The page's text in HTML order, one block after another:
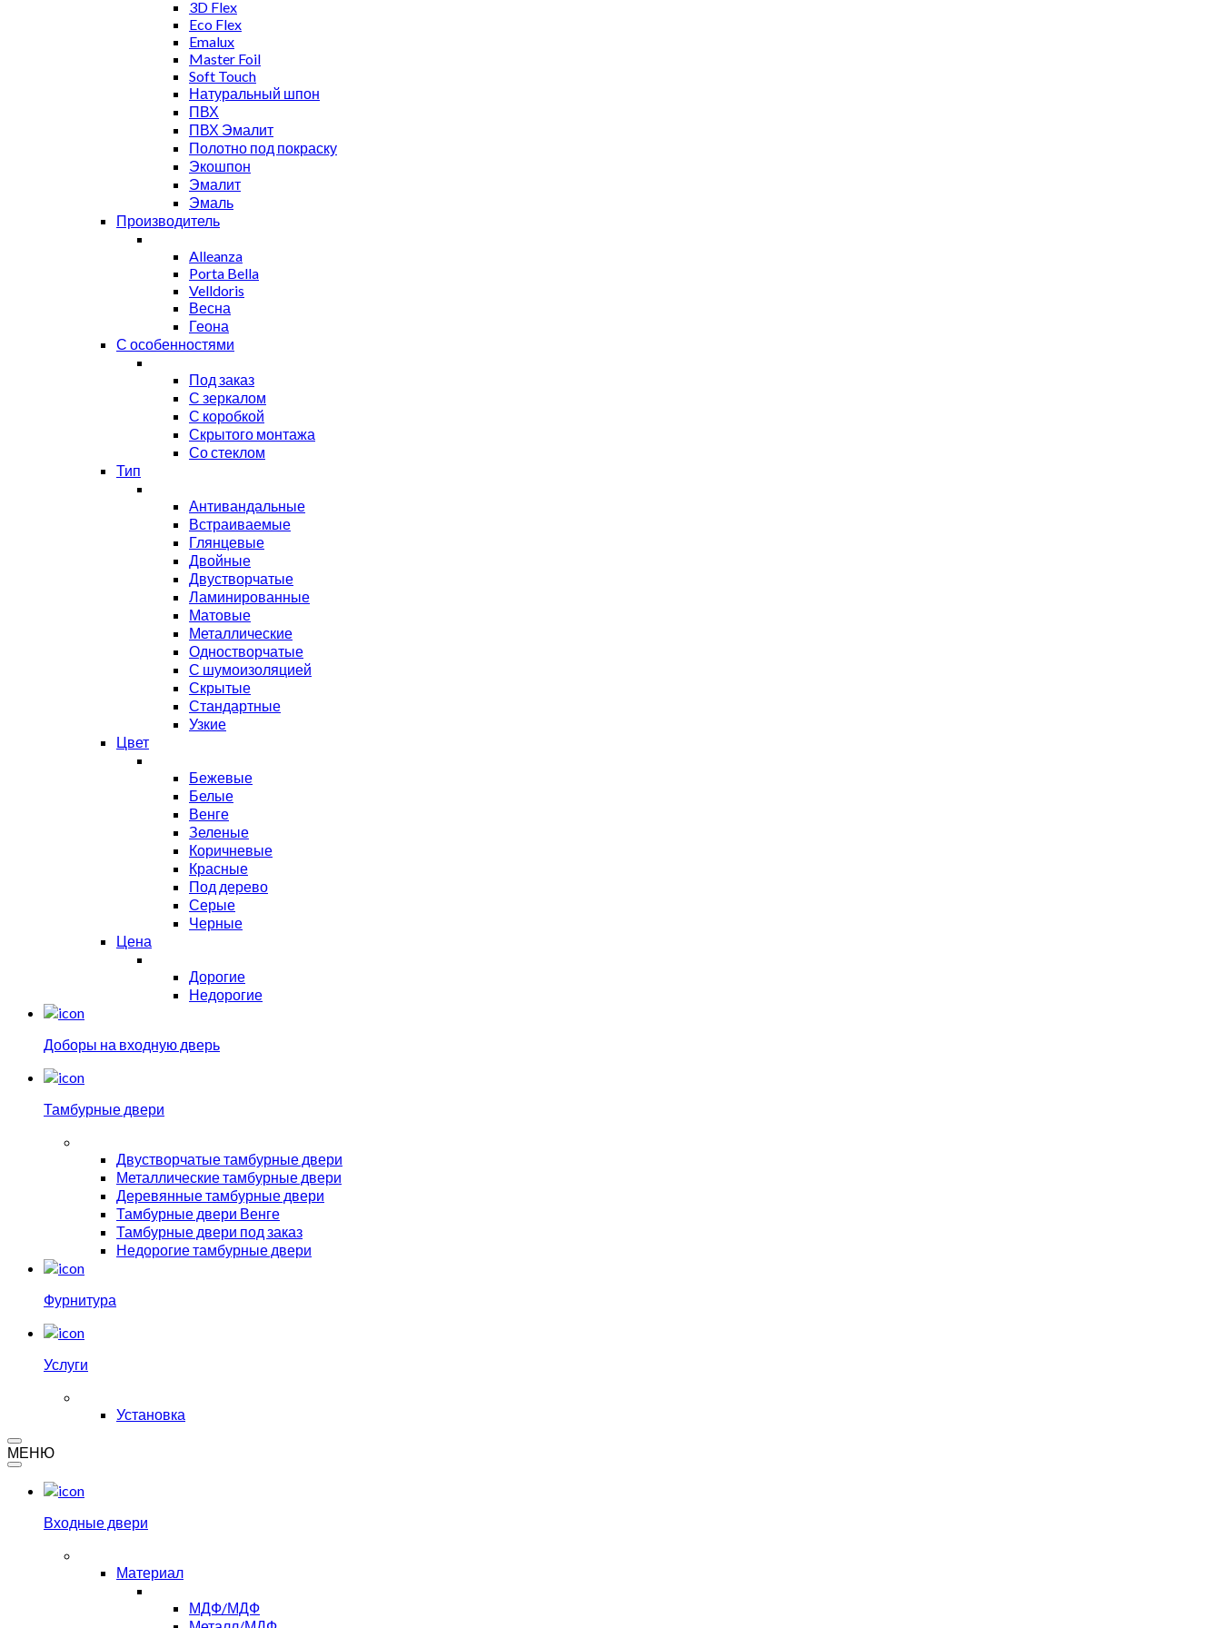
3D Flex
Eco Flex
Emalux
Master Foil
Soft Touch
Натуральный шпон
ПВХ
ПВХ Эмалит
Полотно под покраску
Экошпон
Эмалит
Эмаль
Производитель
Alleanza
Porta Bella
Velldoris
Весна
Геона
С особенностями
Под заказ
С зеркалом
С коробкой
Скрытого монтажа
Со стеклом
Тип
Антивандальные
Встраиваемые
Глянцевые
Двойные
Двустворчатые
Ламинированные
Матовые
Металлические
Одностворчатые
С шумоизоляцией
Скрытые
Стандартные
Узкие
Цвет
Бежевые
Белые
Венге
Зеленые
Коричневые
Красные
Под дерево
Серые
Черные
Цена
Дорогие
Недорогие
Доборы на входную дверь
Тамбурные двери
Двустворчатые тамбурные двери
Металлические тамбурные двери
Деревянные тамбурные двери
Тамбурные двери Венге
Тамбурные двери под заказ
Недорогие тамбурные двери
Фурнитура
Услуги
Установка
МЕНЮ
Входные двери
Материал
МДФ/МДФ